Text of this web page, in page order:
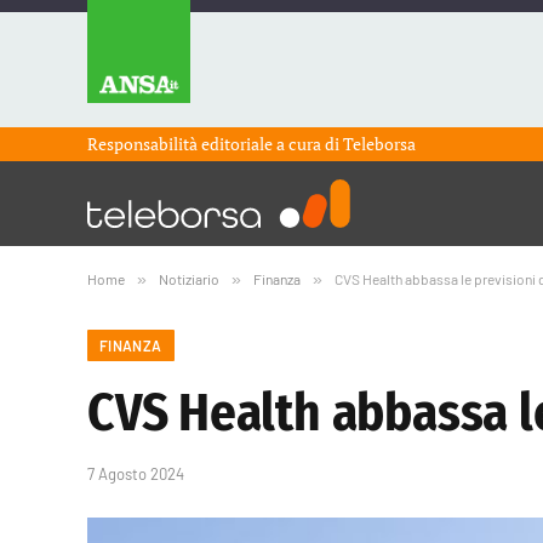
Responsabilità editoriale a cura diTeleborsa
Home » Notiziario » Finanza » CVS Health abbassa le
FINANZA
CVS Health
7 Agosto 2024